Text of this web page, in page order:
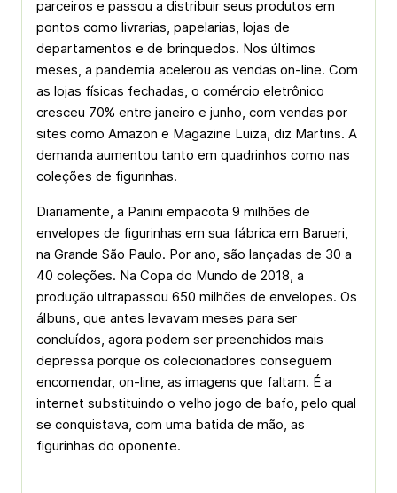
parceiros e passou a distribuir seus produtos em
pontos como livrarias, papelarias, lojas de
departamentos e de brinquedos. Nos últimos
meses, a pandemia acelerou as vendas on-line. Com
as lojas físicas fechadas, o comércio eletrônico
cresceu 70% entre janeiro e junho, com vendas por
sites como Amazon e Magazine Luiza, diz Martins. A
demanda aumentou tanto em quadrinhos como nas
coleções de figurinhas.
Diariamente, a Panini empacota 9 milhões de
envelopes de figurinhas em sua fábrica em Barueri,
na Grande São Paulo. Por ano, são lançadas de 30 a
40 coleções. Na Copa do Mundo de 2018, a
produção ultrapassou 650 milhões de envelopes. Os
álbuns, que antes levavam meses para ser
concluídos, agora podem ser preenchidos mais
depressa porque os colecionadores conseguem
encomendar, on-line, as imagens que faltam. É a
internet substituindo o velho jogo de bafo, pelo qual
se conquistava, com uma batida de mão, as
figurinhas do oponente.